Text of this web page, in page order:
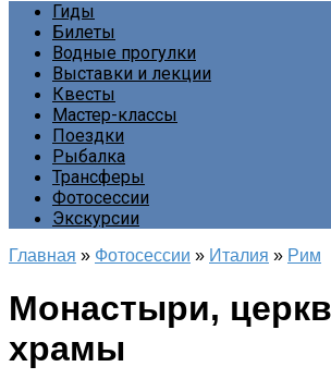
Гиды
Билеты
Водные прогулки
Выставки и лекции
Квесты
Мастер-классы
Поездки
Рыбалка
Трансферы
Фотосессии
Экскурсии
Главная » Фотосессии » Италия » Рим
Монастыри,
храмы